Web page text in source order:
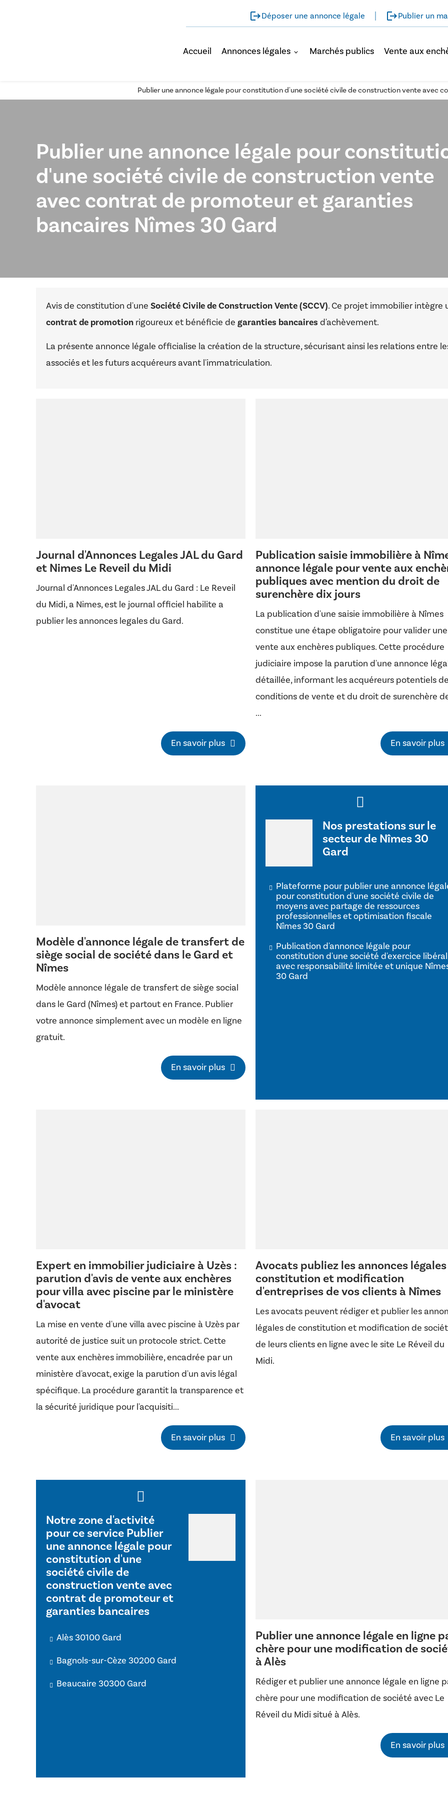
logoutDéposer une annonce légale logoutPublier un
Accueil Annonces légales Marchés publics Vente aux
Publier une annonce légale pour constitution d'une société civile de construction vente avec
Publier une annonce légale pour
d'une société civile de construction vente
avec contrat de promoteur et garanties
bancaires Nîmes 30 Gard
Avis de constitution d'une Société Civile de Construction Vente (SCCV). Ce projet immobilier intègre
contrat de promotion rigoureux et bénéficie de garanties bancaires d'achèvement.
La présente annonce légale officialise la création de la structure, sécurisant ainsi les relations entre
associés et les futurs acquéreurs avant l'immatriculation.
Journal d'Annonces Legales JAL du Gard
et Nimes Le Reveil du Midi
Journal d'Annonces Legales JAL du Gard : Le Reveil
du Midi, a Nimes, est le journal officiel habilite a
publier les annonces legales du Gard.
En savoir plus
Publication saisie immobilière à
annonce légale pour vente aux
publiques avec mention du droit de
surenchère dix jours
La publication d'une saisie immobilière à Nîmes
constitue une étape obligatoire pour valider une
vente aux enchères publiques. Cette procédure
judiciaire impose la parution d'une annonce
détaillée, informant les acquéreurs potentiels
conditions de vente et du droit de surenchère
...
En savoir plus
Modèle d'annonce légale de transfert de
siège social de société dans le Gard et
Nîmes
Modèle annonce légale de transfert de siège social
dans le Gard (Nîmes) et partout en France. Publier
votre annonce simplement avec un modèle en ligne
gratuit.
En savoir plus
Nos prestations sur le
secteur de Nîmes 30
Gard
Plateforme pour publier une annonce
pour constitution d'une société civile de
moyens avec partage de ressources
professionnelles et optimisation fiscale
Nîmes 30 Gard
Publication d'annonce légale pour
constitution d'une société d'exercice libéral
avec responsabilité limitée et unique
30 Gard
Expert en immobilier judiciaire à Uzès :
parution d'avis de vente aux enchères
pour villa avec piscine par le ministère
d'avocat
La mise en vente d'une villa avec piscine à Uzès par
autorité de justice suit un protocole strict. Cette
vente aux enchères immobilière, encadrée par un
ministère d'avocat, exige la parution d'un avis légal
spécifique. La procédure garantit la transparence et
la sécurité juridique pour l'acquisiti...
En savoir plus
Avocats publiez les annonces
constitution et modification
d'entreprises de vos clients à Nîmes
Les avocats peuvent rédiger et publier les
légales de constitution et modification de
de leurs clients en ligne avec le site Le Réveil du
Midi.
En savoir plus
Notre zone d'activité
pour ce service Publier
une annonce légale pour
constitution d'une
société civile de
construction vente avec
contrat de promoteur et
garanties bancaires
Alès 30100 Gard
Bagnols-sur-Cèze 30200 Gard
Beaucaire 30300 Gard
Publier une annonce légale en ligne
chère pour une modification de
à Alès
Rédiger et publier une annonce légale en ligne
chère pour une modification de société avec Le
Réveil du Midi situé à Alès.
En savoir plus